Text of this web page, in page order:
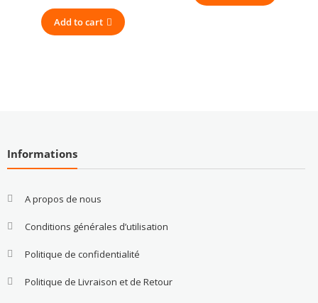
Add to cart
Informations
A propos de nous
Conditions générales d’utilisation
Politique de confidentialité
Politique de Livraison et de Retour